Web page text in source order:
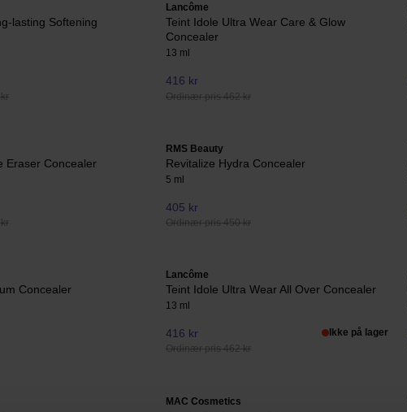
lasting Softening
Lancôme
Teint Idole Ultra Wear Care & Glow
Concealer
13 ml
416 kr
Ordinær pris 462 kr
Eraser Concealer
RMS Beauty
Revitalize Hydra Concealer
5 ml
405 kr
Ordinær pris 450 kr
Concealer
Lancôme
Teint Idole Ultra Wear All Over Concealer
13 ml
416 kr
Ordinær pris 462 kr
Ikke på lager
MAC Cosmetics